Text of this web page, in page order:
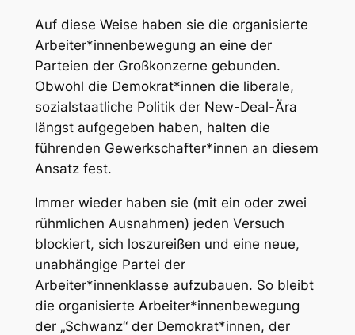
Auf diese Weise haben sie die organisierte
Arbeiter*innenbewegung an eine der
Parteien der Großkonzerne gebunden.
Obwohl die Demokrat*innen die liberale,
sozialstaatliche Politik der New-Deal-Ära
längst aufgegeben haben, halten die
führenden Gewerkschafter*innen an diesem
Ansatz fest.
Immer wieder haben sie (mit ein oder zwei
rühmlichen Ausnahmen) jeden Versuch
blockiert, sich loszureißen und eine neue,
unabhängige Partei der
Arbeiter*innenklasse aufzubauen. So bleibt
die organisierte Arbeiter*innenbewegung
der „Schwanz“ der Demokrat*innen, der